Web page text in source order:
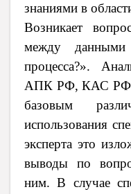
знаниями в
Возникает
между данными
процесса?».
АПК РФ, КАС РФ
базовым
использования
эксперта это
выводы по
ним. В случае